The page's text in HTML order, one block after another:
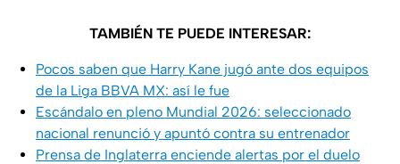
TAMBIÉN TE PUEDE INTERESAR:
Pocos saben que Harry Kane jugó ante dos equipos
de la Liga BBVA MX: así le fue
Escándalo en pleno Mundial 2026: seleccionado
nacional renunció y apuntó contra su entrenador
Prensa de Inglaterra enciende alertas por el duelo